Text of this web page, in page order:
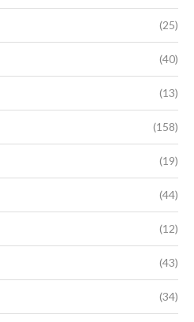
(25)
(40)
(13)
(158)
(19)
(44)
(12)
(43)
(34)